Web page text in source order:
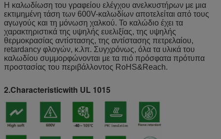
Η καλωδίωση του γραφείου ελέγχου ανελκυστήρων με μια
εκτιμημένη τάση των 600V-καλωδίων αποτελείται από τους
αγωγούς και τη μόνωση χαλκού. Το καλώδιο έχει τα
χαρακτηριστικά της υψηλής ευελιξίας, της υψηλής
θερμοκρασίας αντίστασης, της αντίστασης πετρελαίου,
retardancy φλογών, κ.λπ. Συγχρόνως, όλα τα υλικά του
καλωδίου συμμορφώνονται με τα πιό πρόσφατα πρότυπα
προστασίας του περιβάλλοντος RoHS&Reach.
2.Characteristicwith UL 1015